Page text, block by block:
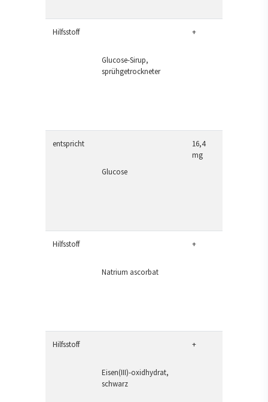
Hilfsstoff
Glucose-Sirup,
sprühgetrockneter
+
entspricht
Glucose
16,4
mg
Hilfsstoff
Natrium ascorbat
+
Hilfsstoff
Eisen(III)-oxidhydrat,
schwarz
+